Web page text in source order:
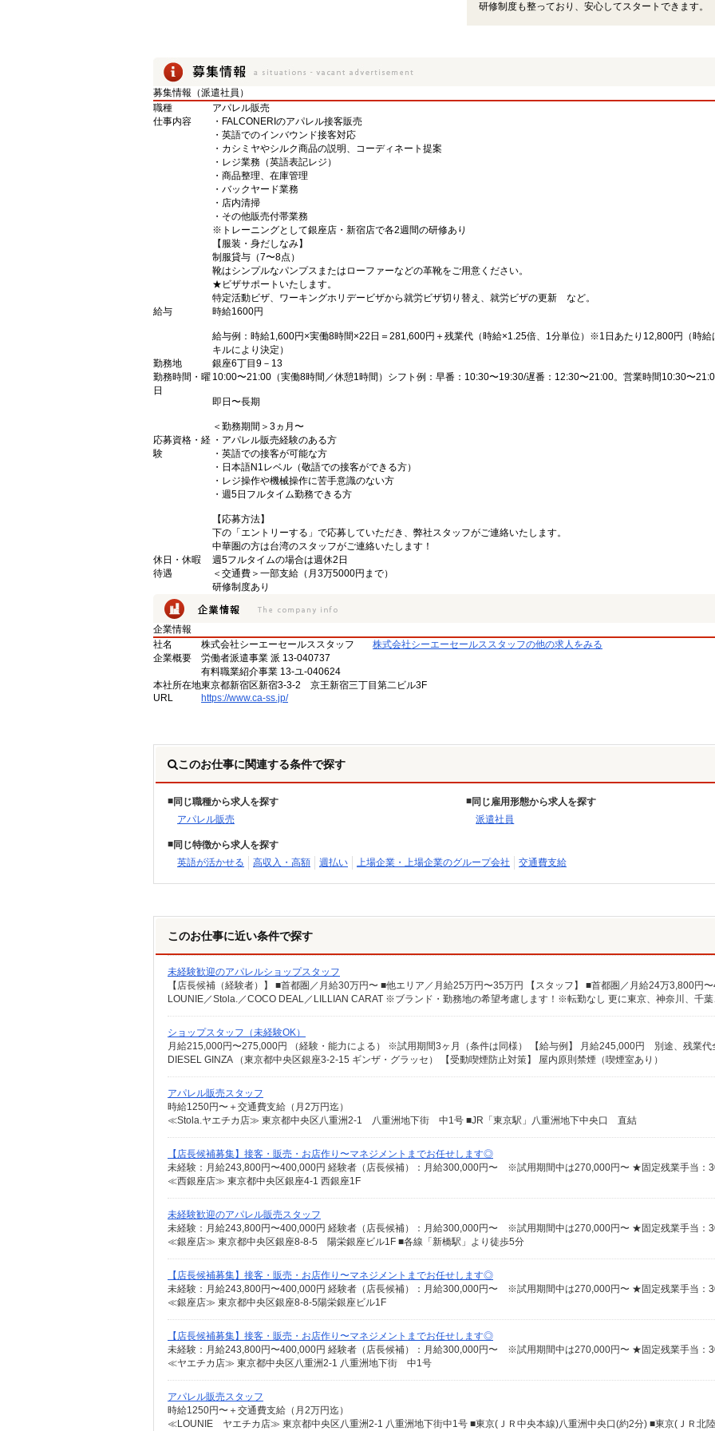
研修制度も整っており、安心してスタートできます。
募集情報（派遣社員）
職種
アパレル販売
仕事内容
・FALCONERIのアパレル接客販売
・英語でのインバウンド接客対応
・カシミヤやシルク商品の説明、コーディネート提案
・レジ業務（英語表記レジ）
・商品整理、在庫管理
・バックヤード業務
・店内清掃
・その他販売付帯業務
※トレーニングとして銀座店・新宿店で各2週間の研修あり
【服装・身だしなみ】
制服貸与（7〜8点）
靴はシンプルなパンプスまたはローファーなどの革靴をご用意ください。
★ビザサポートいたします。
特定活動ビザ、ワーキングホリデービザから就労ビザ切り替え、就労ビザの更新 など。
給与
時給1600円
給与例：時給1,600円×実働8時間×22日＝281,600円＋残業代（時給×1.25倍、1分単位）※1日あたり12,800円（時給
キルにより決定）
勤務地
銀座6丁目9－13
勤務時間・曜
日
10:00〜21:00（実働8時間／休憩1時間）シフト例：早番：10:30〜19:30/遅番：12:30〜21:00。営業時間10:30〜
即日〜長期
＜勤務期間＞3ヵ月〜
応募資格・経
験
・アパレル販売経験のある方
・英語での接客が可能な方
・日本語N1レベル（敬語での接客ができる方）
・レジ操作や機械操作に苦手意識のない方
・週5日フルタイム勤務できる方
【応募方法】
下の「エントリーする」で応募していただき、弊社スタッフがご連絡いたします。
中華圏の方は台湾のスタッフがご連絡いたします！
休日・休暇
週5フルタイムの場合は週休2日
待遇
＜交通費＞一部支給（月3万5000円まで）
研修制度あり
企業情報
社名
株式会社シーエーセールススタッフ
株式会社シーエーセールススタッフの他の求人をみる
企業概要
労働者派遣事業 派 13-040737
有料職業紹介事業 13-ユ-040624
本社所在地東京都新宿区新宿3-3-2 京王新宿三丁目第二ビル3F
URL
https://www.ca-ss.jp/
このお仕事に関連する条件で探す
同じ職種から求人を探す
アパレル販売
同じ雇用形態から求人を探す
派遣社員
同じ特徴から求人を探す
英語が活かせる
高収入・高額 週払い 上場企業・上場企業のグループ会社 交通費支給
このお仕事に近い条件で探す
未経験歓迎のアパレルショップスタッフ
ショップスタッフ（未経験OK）
DIESEL GINZA （東京都中央区銀座3-2-15 ギンザ・グラッセ） 【受動喫煙防止対策】 屋内原則禁煙（喫煙室あり）
アパレル販売スタッフ
時給1250円〜＋交通費支給（月2万円迄）
≪Stola.ヤエチカ店≫ 東京都中央区八重洲2-1 八重洲地下街 中1号 ■JR「東京駅」八重洲地下中央口 直結
【店長候補募集】接客・販売・お店作り〜マネジメントまでお任せします◎
≪西銀座店≫ 東京都中央区銀座4-1 西銀座1F
未経験歓迎のアパレル販売スタッフ
≪銀座店≫ 東京都中央区銀座8-8-5 陽栄銀座ビル1F ■各線「新橋駅」より徒歩5分
【店長候補募集】接客・販売・お店作り〜マネジメントまでお任せします◎
≪銀座店≫ 東京都中央区銀座8-8-5陽栄銀座ビル1F
【店長候補募集】接客・販売・お店作り〜マネジメントまでお任せします◎
≪ヤエチカ店≫ 東京都中央区八重洲2-1 八重洲地下街 中1号
アパレル販売スタッフ
時給1250円〜＋交通費支給（月2万円迄）